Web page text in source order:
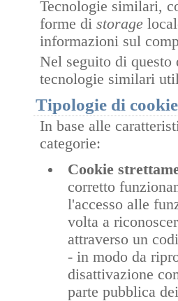
Tecnologie similari,
forme distorage
informazioni sul
Nel seguito di
tecnologie similari
Tipologie di cookie
In base alle
categorie:
Cookie
corretto
l'accesso alle
volta a
attraverso un
- in modo da
disattivazione
parte pubblica